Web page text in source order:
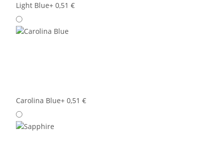
Light Blue+ 0,51 €
Carolina Blue+ 0,51 €